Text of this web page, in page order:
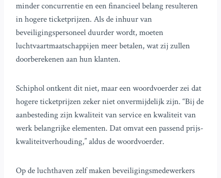
minder concurrentie en een financieel belang resulteren
in hogere ticketprijzen. Als de inhuur van
beveiligingspersoneel duurder wordt, moeten
luchtvaartmaatschappijen meer betalen, wat zij zullen
doorberekenen aan hun klanten.
Schiphol ontkent dit niet, maar een woordvoerder zei dat
hogere ticketprijzen zeker niet onvermijdelijk zijn. “Bij de
aanbesteding zijn kwaliteit van service en kwaliteit van
werk belangrijke elementen. Dat omvat een passend prijs-
kwaliteitverhouding,” aldus de woordvoerder.
Op de luchthaven zelf maken beveiligingsmedewerkers